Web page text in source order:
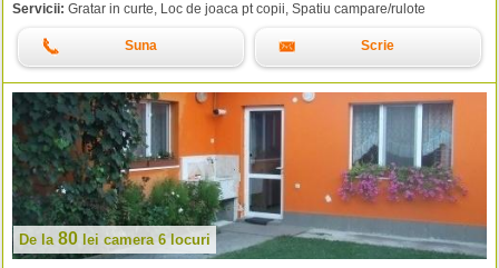
Servicii: Gratar in curte, Loc de joaca pt copii, Spatiu campare/rulote
Suna Scrie
De la 80 lei camera 6 locuri